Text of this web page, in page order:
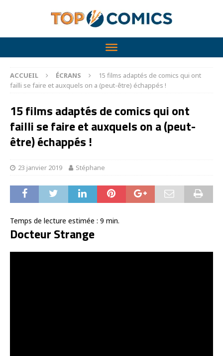
ACCUEIL ÉCRANS
15 films adaptés de comics qui ont
failli se faire et auxquels on a (peut-être) échappés !
15 films adaptés de comics qui ont
failli se faire et auxquels on a (peut-
être) échappés !
23 janvier 2019 Stéphane
Temps de lecture estimée : 9 min.
Docteur Strange